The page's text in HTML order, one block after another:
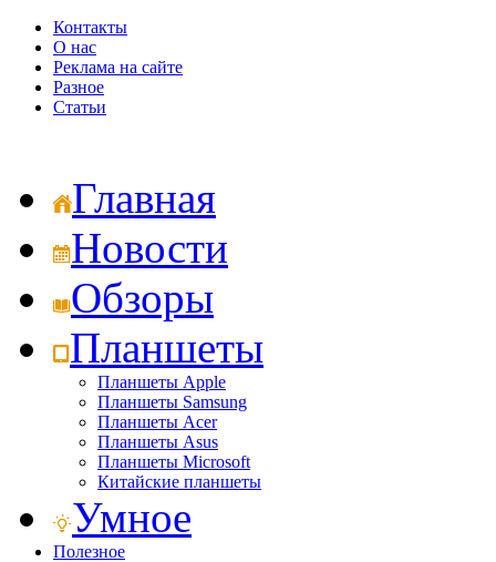
Контакты
О нас
Реклама на сайте
Разное
Статьи
Главная
Новости
Обзоры
Планшеты
Планшеты Apple
Планшеты Samsung
Планшеты Acer
Планшеты Asus
Планшеты Microsoft
Китайские планшеты
Умное
Полезное